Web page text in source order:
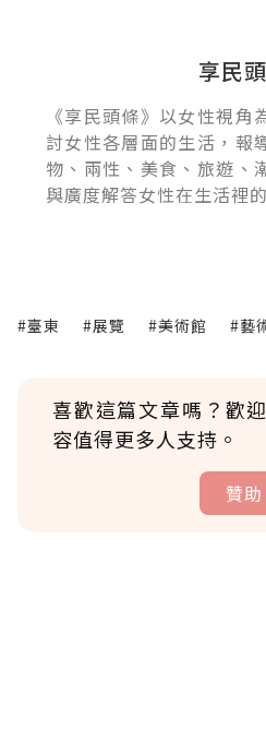
享民
《享民頭條》以女性視角
討女性各層面的生活，報
物、兩性、美食、旅遊、
與廣度解答女性在生活裡
#臺東 #展覽 #美術館 #藝
喜歡這篇文章嗎？歡
容值得更多人支持。
贊助